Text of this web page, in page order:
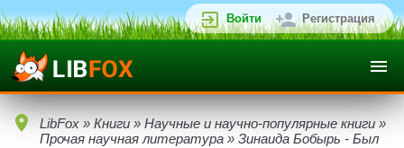
Войти Регистрация
LibFox » Книги » Научные и научно-популярные книги »
Прочая научная литература » Зинаида Бобырь - Был